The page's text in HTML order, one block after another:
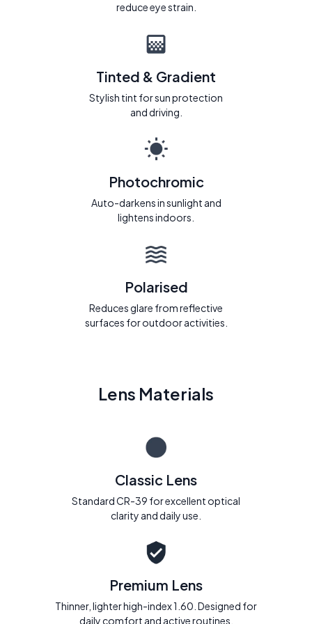
reduce eye strain.
Tinted & Gradient
Stylish tint for sun protection
and driving.
Photochromic
Auto-darkens in sunlight and
lightens indoors.
Polarised
Reduces glare from reflective
surfaces for outdoor activities.
Lens Materials
Classic Lens
Standard CR-39 for excellent optical
clarity and daily use.
Premium Lens
Thinner, lighter high-index 1.60. Designed for
daily comfort and active routines.